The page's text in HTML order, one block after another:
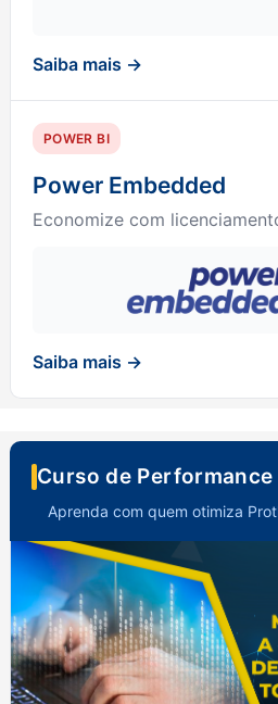
Saiba mais →
POWER BI
Power Embedded
Economize com
Saiba mais →
Curso de Performance
Aprenda com quem otimiza